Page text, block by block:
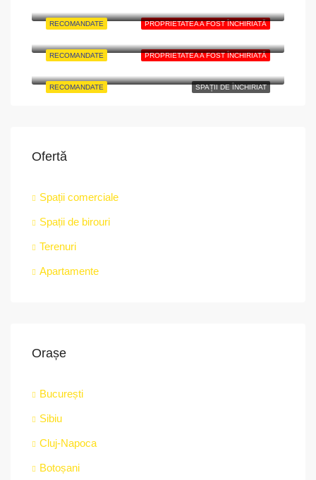
PROPRIETATEA A FOST ÎNCHIRIATĂ
RECOMANDATE
PROPRIETATEA A FOST ÎNCHIRIATĂ
RECOMANDATE
SPAȚII DE ÎNCHIRIAT
RECOMANDATE
Ofertă
Spații comerciale
Spații de birouri
Terenuri
Apartamente
Orașe
București
Sibiu
Cluj-Napoca
Botoșani